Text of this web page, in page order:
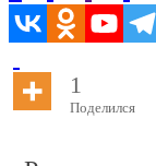
1
Поделился